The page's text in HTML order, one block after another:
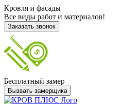
Кровля и фасады
Все виды работ и материалов!
Заказать звонок
Бесплатный замер
Вызвать замерщика